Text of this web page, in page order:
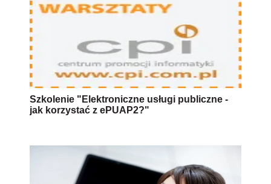
Szkolenie "Elektroniczne usługi publiczne -
jak korzystać z ePUAP2?"